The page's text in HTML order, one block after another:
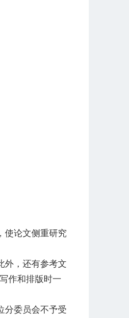
使论文侧重研究
外，还有参考文
作和排版时一
分委员会不予受